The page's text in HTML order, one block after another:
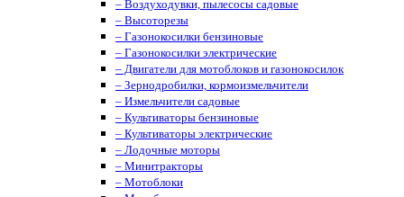
– Воздуходувки, пылесосы садовые
– Высоторезы
– Газонокосилки бензиновые
– Газонокосилки электрические
– Двигатели для мотоблоков и газонокосилок
– Зернодробилки, кормоизмельчители
– Измельчители садовые
– Культиваторы бензиновые
– Культиваторы электрические
– Лодочные моторы
– Минитракторы
– Мотоблоки